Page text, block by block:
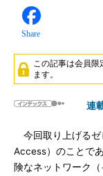
Share
この記事は会員限
ます。
連
今回取り上げるゼ
Access）のことで
険なネットワーク